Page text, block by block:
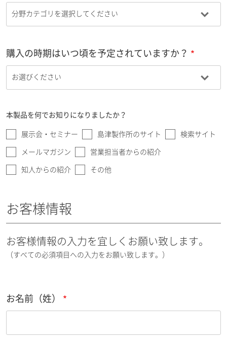
購入の時期はいつ頃を予定されていますか？
本製品を何でお知りになりましたか？
展示会・セミナー 島津製作所のサイト 検索サイト
メールマガジン 営業担当者からの紹介
知人からの紹介 その他
お客様情報
お客様情報の入力を宜しくお願い致します。
（すべての必須項目への入力をお願い致します。）
お名前（姓）